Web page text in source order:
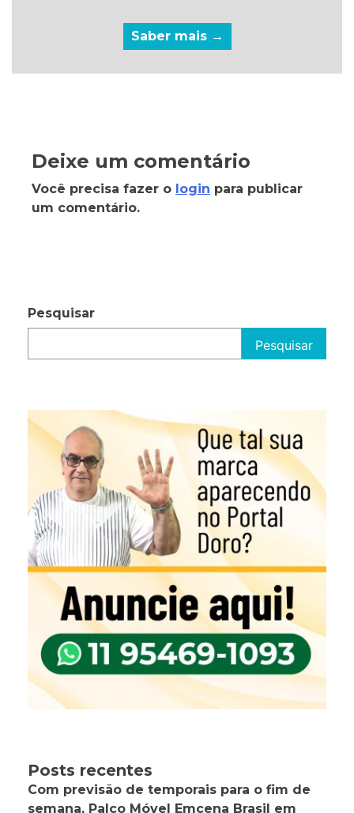
Saber mais →
Deixe um comentário
Você precisa fazer o login para publicar
um comentário.
Pesquisar
Pesquisar
Posts recentes
Com previsão de temporais para o fim de
semana, Palco Móvel Emcena Brasil em